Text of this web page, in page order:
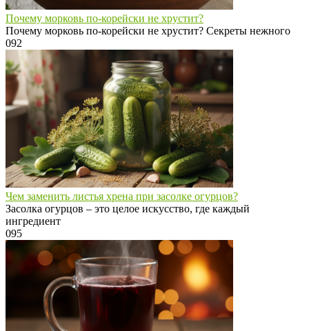
Почему морковь по-корейски не хрустит?
Почему морковь по-корейски не хрустит? Секреты нежного
092
Чем заменить листья хрена при засолке огурцов?
Засолка огурцов – это целое искусство, где каждый
ингредиент
095